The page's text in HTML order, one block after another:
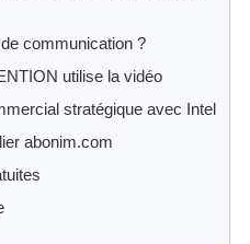
de communication ?
utilise la vidéo
stratégique avec Intel
abonim.com